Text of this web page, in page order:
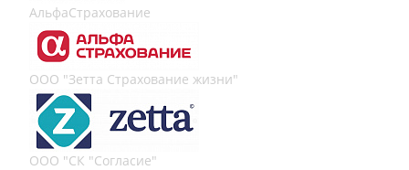
АльфаСтрахование
ООО "Зетта Страхование жизни"
ООО "СК "Согласие"